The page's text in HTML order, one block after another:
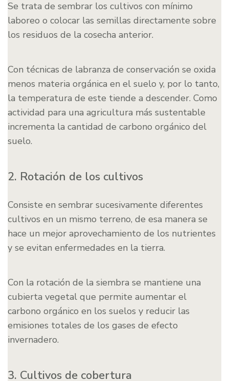
Se trata de sembrar los cultivos con mínimo
laboreo o colocar las semillas directamente sobre
los residuos de la cosecha anterior.
Con técnicas de labranza de conservación se oxida
menos materia orgánica en el suelo y, por lo tanto,
la temperatura de este tiende a descender. Como
actividad para una agricultura más sustentable
incrementa la cantidad de carbono orgánico del
suelo.
2. Rotación de los cultivos
Consiste en sembrar sucesivamente diferentes
cultivos en un mismo terreno, de esa manera se
hace un mejor aprovechamiento de los nutrientes
y se evitan enfermedades en la tierra.
Con la rotación de la siembra se mantiene una
cubierta vegetal que permite aumentar el
carbono orgánico en los suelos y reducir las
emisiones totales de los gases de efecto
invernadero.
3. Cultivos de cobertura